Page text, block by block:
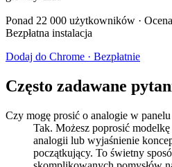
Ponad 22 000 użytkowników ·
Bezpłatna instalacja
Dodaj do Chrome · Bezpłatnie
Często zadawane
Czy mogę prosić o analogie w
Tak. Możesz poprosić
analogii lub wyjaśnienie
początkujący. To świetny